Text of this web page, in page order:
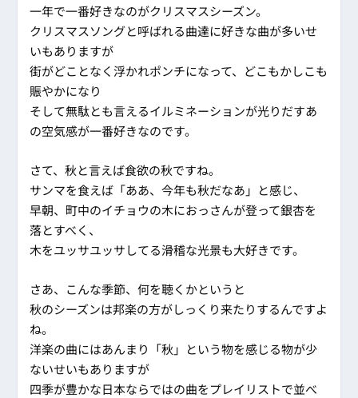
一年で一番好きなのがクリスマスシーズン。
クリスマスソングと呼ばれる曲達に好きな曲が多いせ
いもありますが
街がどことなく浮かれポンチになって、どこもかしこも
賑やかになり
そして無駄とも言えるイルミネーションが光りだすあ
の空気感が一番好きなのです。
さて、秋と言えば食欲の秋ですね。
サンマを食えば「ああ、今年も秋だなあ」と感じ、
早朝、町中のイチョウの木におっさんが登って銀杏を
落とすべく、
木をユッサユッサしてる滑稽な光景も大好きです。
さあ、こんな季節、何を聴くかというと
秋のシーズンは邦楽の方がしっくり来たりするんですよ
ね。
洋楽の曲にはあんまり「秋」という物を感じる物が少
ないせいもありますが
四季が豊かな日本ならではの曲をプレイリストで並べ